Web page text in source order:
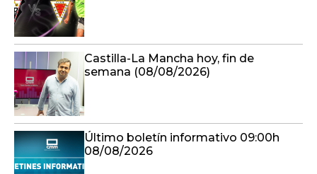
Castilla-La Mancha hoy, fin de
semana (08/08/2026)
Último boletín informativo 09:00h
08/08/2026